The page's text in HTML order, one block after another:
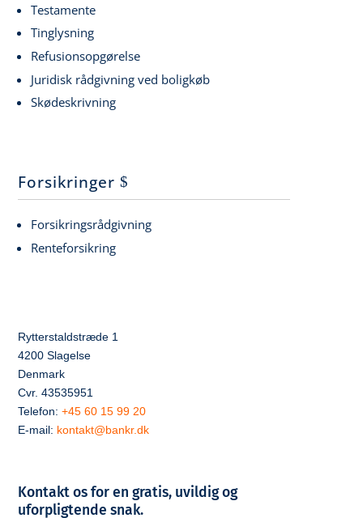
Testamente
Tinglysning
Refusionsopgørelse
Juridisk rådgivning ved boligkøb
Skødeskrivning
Forsikringer
Forsikringsrådgivning
Renteforsikring
Rytterstaldstræde 1
4200 Slagelse
Denmark
Cvr. 43535951
Telefon:+45 60 15 99 20
E-mail: kontakt@bankr.dk
Kontakt os for en gratis, uvildig og
uforpligtende snak.